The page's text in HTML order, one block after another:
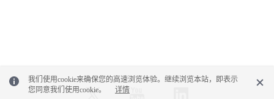
API
我们使用cookie来确保您的高速浏览体验。继续浏览本站，即表示
您同意我们使用cookie。
详情